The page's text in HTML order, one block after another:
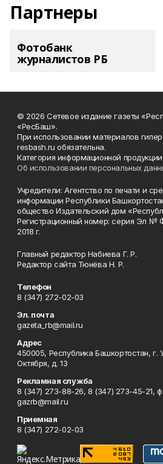
Партнеры
Фотобанк
журналистов РБ
© 2026 Сетевое издание газеты
«РесБаш».
При использовании материалов
resbash.ru обязательна.
Категория информационной продукции
Об использовании персональных
Учредители: Агентство по печати и
информации Республики
общество Издательский дом
Регистрационный номер: серия Эл №
2018 г.
Главный редактор Набиева Г. Р.
Редактор сайта Тюнёва Н. Р.
Телефон
8 (347) 272-02-03
Эл. почта
gazeta_rb@mail.ru
Адрес
450005, Республика Башкортостан, г.
Октября, д. 13
Рекламная служба
8 (347) 273-88-26, 8 (347) 273-45-21,
gazrb@mail.ru
Приемная
8 (347) 272-02-03